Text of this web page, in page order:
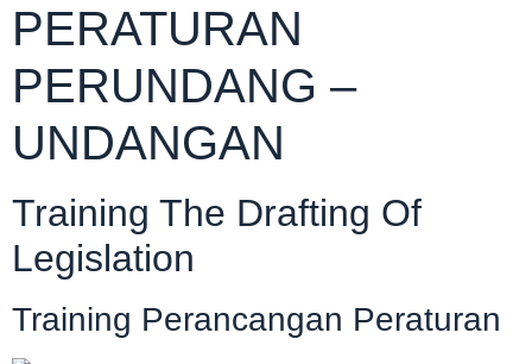
PERATURAN
PERUNDANG –
UNDANGAN
Training The Drafting Of
Legislation
Training Perancangan Peraturan